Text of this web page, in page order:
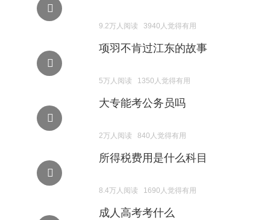
9.2万人阅读 3940人觉得有用
项羽不肯过江东的故事
5万人阅读 1350人觉得有用
大专能考公务员吗
2万人阅读 840人觉得有用
所得税费用是什么科目
8.4万人阅读 1690人觉得有用
成人高考考什么